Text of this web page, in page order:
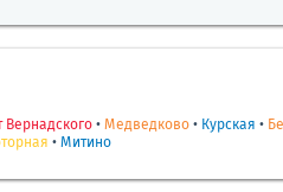
Вернадского • Медведково • Курская •
• Митино